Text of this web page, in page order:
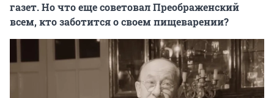
газет. Но что еще советовал Преображенский
всем, кто заботится о своем пищеварении?